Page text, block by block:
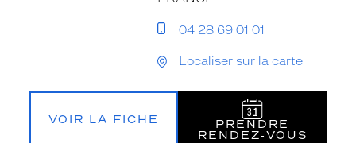
04 28 69 01 01
Localiser sur la carte
VOIR LA FICHE
PRENDRE
RENDEZ‑VOUS